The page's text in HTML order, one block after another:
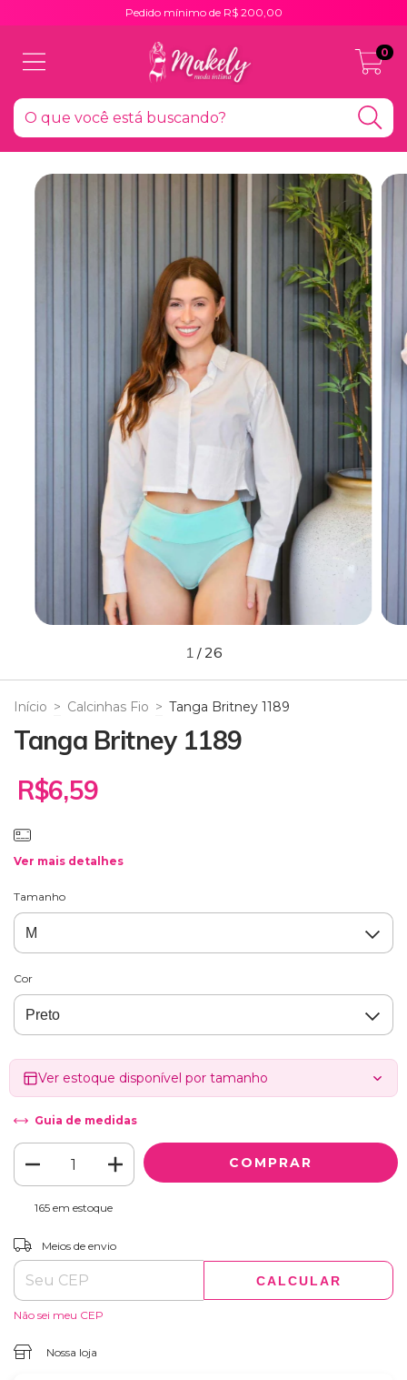
Pedido mínimo de R$ 200,00
0
1 /26
Início > Calcinhas Fio > Tanga Britney 1189
Tanga Britney 1189
R$6,59
Ver mais detalhes
Tamanho
Cor
Ver estoque disponível por tamanho
Guia de medidas
165 em estoque
Entregas para o CEP:
Meios de envio
CALCULAR
Não sei meu CEP
Nossa loja